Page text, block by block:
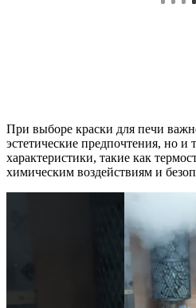
При выборе краски для печи
эстетические предпочтения, но и
характеристики, такие как
химическим воздействиям и